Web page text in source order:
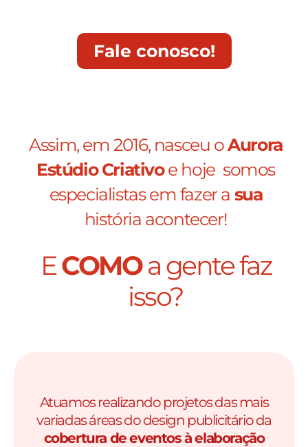
Fale conosco!
Assim, em 2016, nasceu oAurora
Estúdio Criativoe hoje somos
especialistas em fazer a sua
história acontecer!
ECOMOa gente faz
isso?
Atuamos realizando projetos das mais
variadas áreas do design publicitário da
cobertura de eventos à elaboração